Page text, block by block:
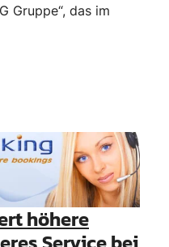
Gruppe“, das im
höhere